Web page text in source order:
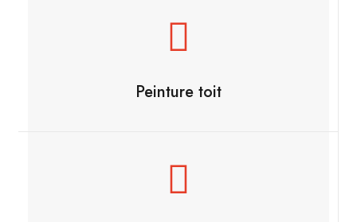
Peinture toit